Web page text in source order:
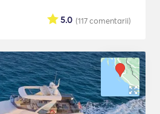
(117comentarii)
5.0